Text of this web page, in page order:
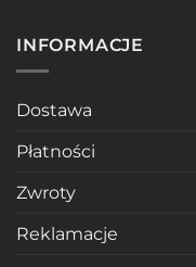
INFORMACJE
Dostawa
Płatności
Zwroty
Reklamacje